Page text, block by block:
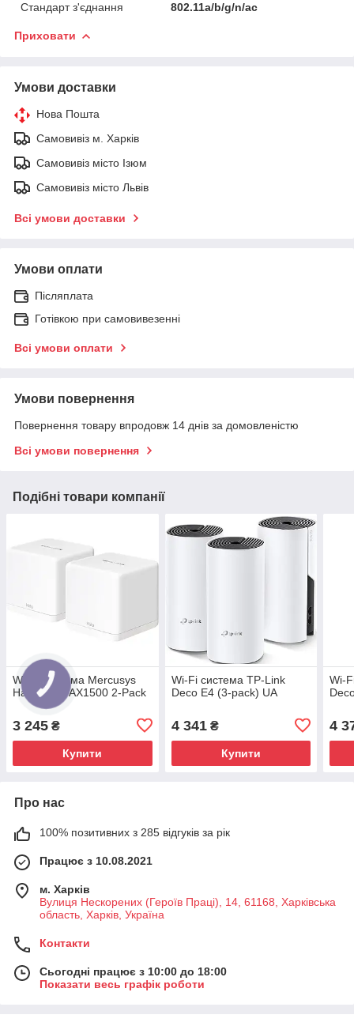
Стандарт з'єднання
802.11a/b/g/n/ac
Приховати
Умови доставки
Нова Пошта
Самовивіз м. Харків
Самовивіз місто Ізюм
Самовивіз місто Львів
Всі умови доставки
Умови оплати
Післяплата
Готівкою при самовивезенні
Всі умови оплати
Умови повернення
Повернення товару впродовж 14 днів за домовленістю
Всі умови повернення
Подібні товари компанії
Wi-Fi cистема Mercusys
Halo H60X AX1500 2-Pack
3 245 ₴
Купити
Wi-Fi cистема TP-Link
Deco E4 (3-pack) UA
4 341₴
Купити
Wi-
4
Про нас
100% позитивних з 285 відгуків за рік
Працює з 10.08.2021
м. Харків
Вулиця Нескорених (Героїв Праці), 14, 61168, Харківська
область, Харків, Україна
Контакти
Сьогодні працює з 10:00 до 18:00
Показати весь графік роботи